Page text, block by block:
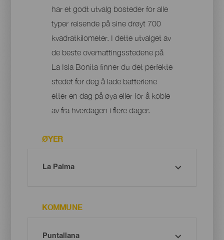
har et godt utvalg bosteder for alle
typer reisende på sine drøyt 700
kvadratkilometer. I dette utvalget av
de beste overnattingsstedene på
La Isla Bonita finner du det perfekte
stedet for deg å lade batteriene
etter en dag på øya eller for å koble
av fra hverdagen i flere dager.
ØYER
KOMMUNE